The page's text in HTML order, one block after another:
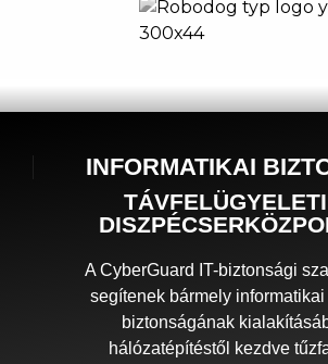
INFORMATIKAI
A CyberGuard IT-biztonsági
segítenek bármely
biztonságának
hálózatépítéstől kezdve